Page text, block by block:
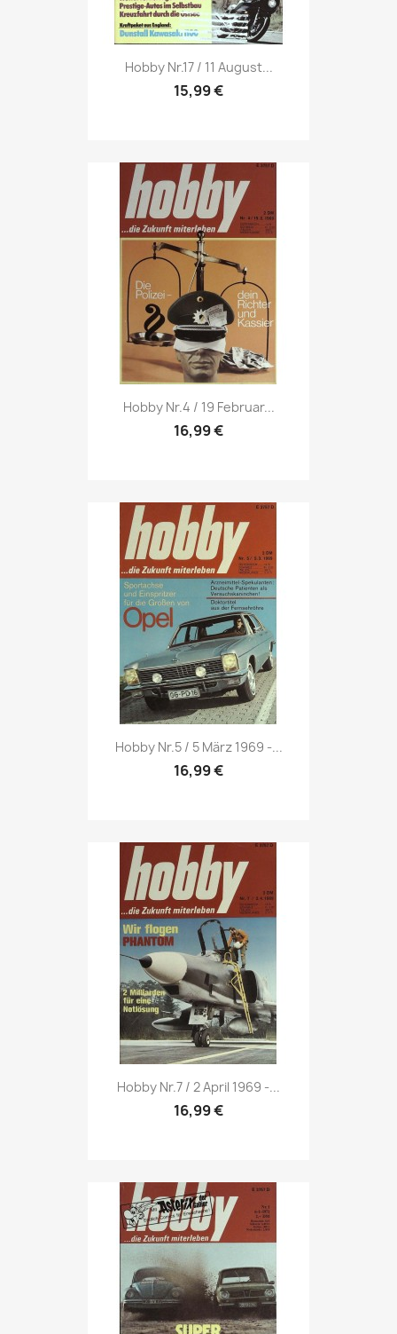
Vorschau
Hobby Nr.17 / 11 August...
15,99 €
Vorschau
Hobby Nr.4 / 19 Februar...
16,99 €
Vorschau
Hobby Nr.5 / 5 März 1969 -...
16,99 €
Vorschau
Hobby Nr.7 / 2 April 1969 -...
16,99 €